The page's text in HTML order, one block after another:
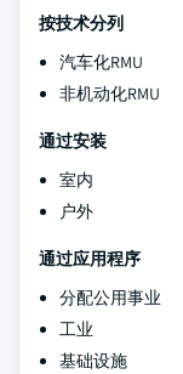
按技术分列
汽车化RMU
非机动化RMU
通过安装
室内
户外
通过应用程序
分配公用事业
工业
基础设施